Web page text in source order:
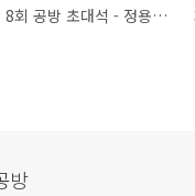
제 8회 공방 초대석 - 정용택, ‘움직이는 모순’에서 ‘자동기계적 주체’의 ‘활동하는 추상’으로
방